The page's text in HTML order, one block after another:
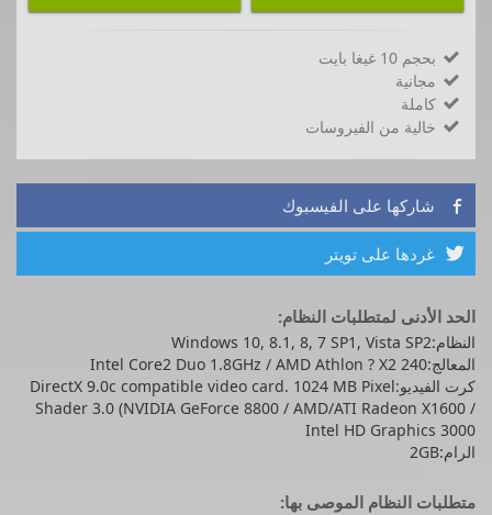
 بحجم 10 غيغا بايت
 مجانية
 كاملة
 خالية من الفيروسات
 شاركها على الفيسبوك
 غردها على تويتر
الحد الأدنى لمتطلبات النظام:
النظام:Windows 10, 8.1, 8, 7 SP1, Vista SP2
المعالج:Intel Core2 Duo 1.8GHz / AMD Athlon ? X2 240
كرت الفيديو:DirectX 9.0c compatible video card. 1024 MB Pixel
Shader 3.0 (NVIDIA GeForce 8800 / AMD/ATI Radeon X1600 /
Intel HD Graphics 3000
الرام:2GB
متطلبات النظام الموصى بها: